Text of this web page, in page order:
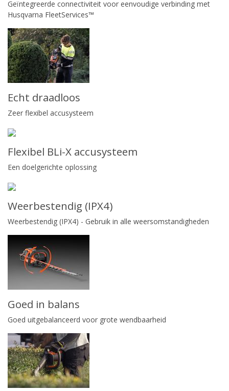
Geïntegreerde connectiviteit voor eenvoudige verbinding met
Husqvarna FleetServices™
Echt draadloos
Zeer flexibel accusysteem
Flexibel BLi-X accusysteem
Een doelgerichte oplossing
Weerbestendig (IPX4)
Weerbestendig (IPX4) - Gebruik in alle weersomstandigheden
Goed in balans
Goed uitgebalanceerd voor grote wendbaarheid